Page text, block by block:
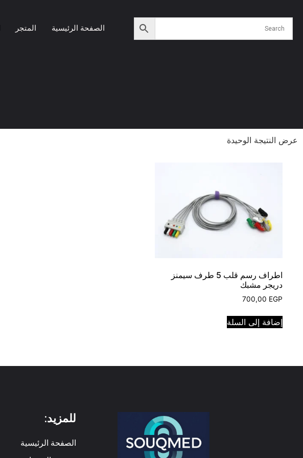
الصفحة الرئيسية المتجر
عرض النتيجة الوحيدة
اطراف رسم قلب 5 طرف سيمنز
دريجر مشبك
700,00 EGP
إضافة إلى السلة
للمزيد:
الصفحة الرئيسية